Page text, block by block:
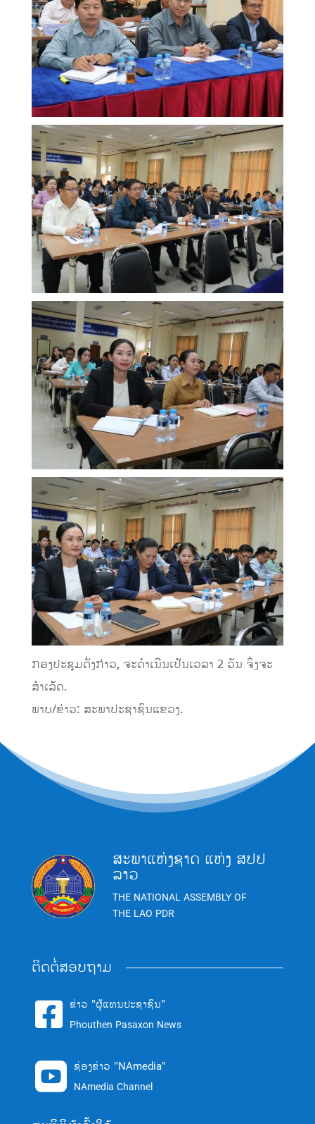
ກອງປະຊຸມດັ່ງກ່າວ, ຈະດຳເນີນເປັນເວລາ 2 ວັນ ຈິ່ງຈະ
ສຳເລັດ.
ພາບ/ຂ່າວ: ສະພາປະຊາຊົນແຂວງ.
ສະພາແຫ່ງຊາດ ແຫ່ງ ສປປ
ລາວ
THE NATIONAL ASSEMBLY OF
THE LAO PDR
ຕິດຕໍ່ສອບຖາມ
 ຂ່າວ "ຜູ້ແທນປະຊາຊົນ"
Phouthen Pasaxon News
 ຊ່ອງຂ່າວ "NAmedia"
NAmedia Channel